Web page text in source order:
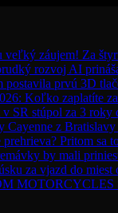
veľký záujem! Za
rozvoj AI
postavila prvú 3D
Koľko zaplatíte
SR stúpol za 3 roky
Cayenne z
prehrieva? Pritom sa
by mali
za vjazd do miest
MOTORCYCLES